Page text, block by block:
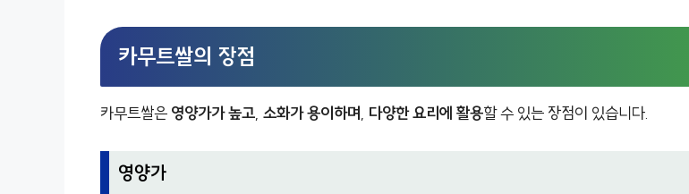
카무트쌀의 장점
카무트쌀은 영양가가 높고, 소화가 용이하며, 다양한 요리에 활용할 수 있는 장점이 있습니다.
영양가